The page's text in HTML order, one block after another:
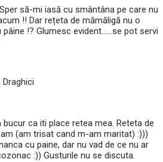
să-mi iasă cu smântâna pe care nu
!! Dar rețeta de mămăligă nu o
!? Glumesc evident……se pot servi
bucur ca iti place retea mea. Reteta de
(am trisat cand m-am maritat) :)))
cu paine, dar nu vad de ce nu ar
:)) Gusturile nu se discuta.